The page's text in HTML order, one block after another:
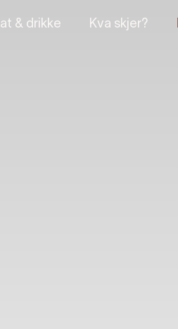
& drikke Kva skjer?